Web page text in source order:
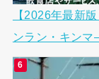
【2026年最新
ンラン・キン